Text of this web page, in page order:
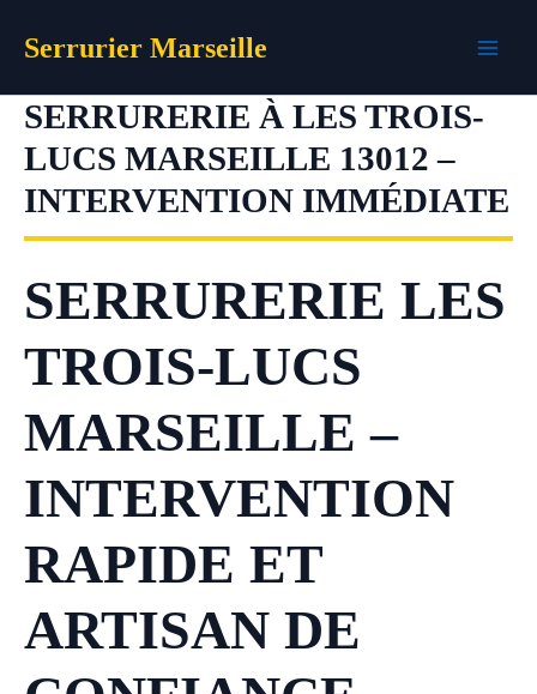
Serrurier Marseille
SERRURERIE À LES TROIS-
LUCS MARSEILLE 13012 –
INTERVENTION IMMÉDIATE
SERRURERIE LES
TROIS-LUCS
MARSEILLE –
INTERVENTION
RAPIDE ET
ARTISAN DE